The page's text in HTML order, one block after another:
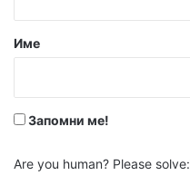
р
Име
Запомни ме!
Are you human? Please solve: